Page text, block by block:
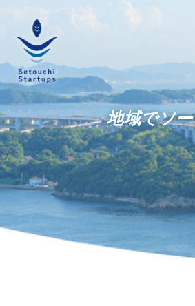
地域でソ